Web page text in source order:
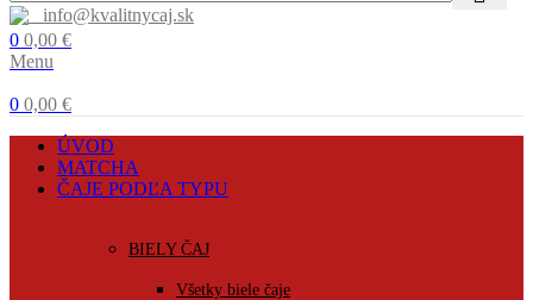
info@kvalitnycaj.sk
0 0,00 €
Menu
0 0,00 €
ÚVOD
MATCHA
ČAJE PODĽA TYPU
BIELY ČAJ
Všetky biele čaje